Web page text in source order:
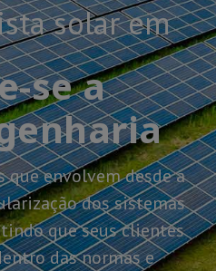
solar em
se a
que envolvem desde a
dos sistemas
que seus clientes
das normas e